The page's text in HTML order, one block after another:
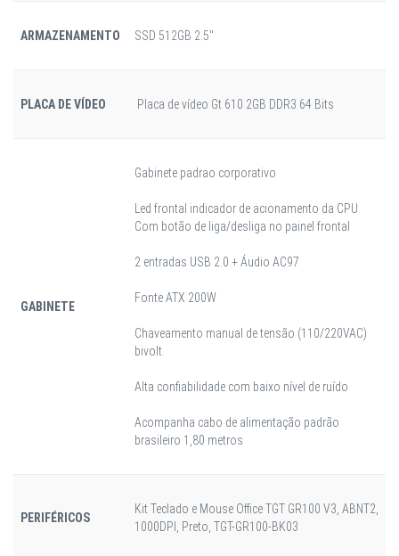
ARMAZENAMENTO SSD 512GB 2.5"
PLACA DE VÍDEO Placa de vídeo Gt 610 2GB DDR3 64 Bits
GABINETE
Gabinete padrao corporativo
Led frontal indicador de acionamento da CPU
Com botão de liga/desliga no painel frontal
2 entradas USB 2.0 + Áudio AC97
Fonte ATX 200W
Chaveamento manual de tensão (110/220VAC)
bivolt.
Alta confiabilidade com baixo nível de ruído
Acompanha cabo de alimentação padrão
brasileiro 1,80 metros
PERIFÉRICOS
Kit Teclado e Mouse Office TGT GR100 V3, ABNT2,
1000DPI, Preto, TGT-GR100-BK03